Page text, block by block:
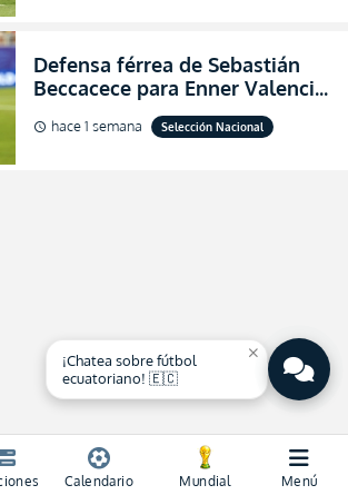
Defensa férrea de Sebastián
Beccacece para Enner Valencia
al indicar que era el hombre
indicado para Ecuador
schedule hace 1 semana Selección Nacional
Calendario Mundial Menú
close
¡Chatea sobre fútbol
ecuatoriano! 🇪🇨